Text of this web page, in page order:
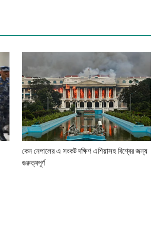
কেন নেপালের এ সংকট দক্ষিণ এশিয়াসহ বিশ্বের জন্য
গুরুত্বপূর্ণ